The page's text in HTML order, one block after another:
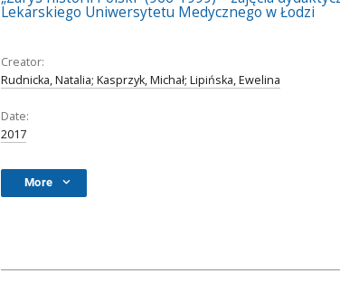
Lekarskiego Uniwersytetu Medycznego w Łodzi
Creator:
Rudnicka, Natalia; Kasprzyk, Michał; Lipińska, Ewelina
Date:
2017
More